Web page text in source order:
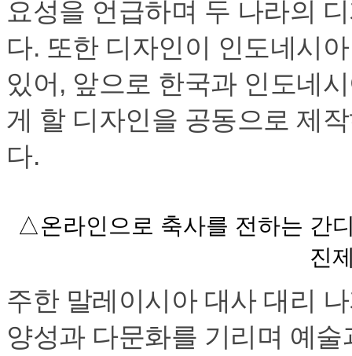
요성을 언급하며 두 나라의
다. 또한 디자인이 인도네시
있어, 앞으로 한국과 인도네
게 할 디자인을 공동으로 제
다.
△온라인으로 축사를 전하는 간
진
주한 말레이시아 대사 대리
양성과 다문화를 기리며 예